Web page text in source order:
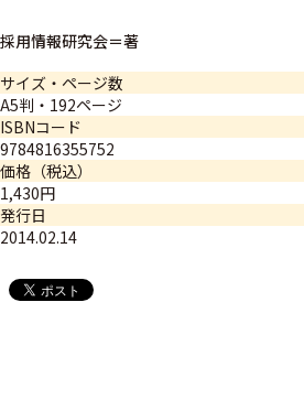
採用情報研究会＝著
サイズ・ページ数
A5判・192ページ
ISBNコード
9784816355752
価格（税込）
1,430円
発行日
2014.02.14